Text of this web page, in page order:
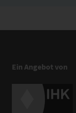
Ein Angebot von